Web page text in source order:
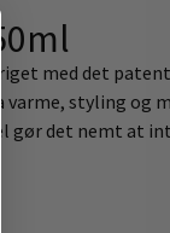
med det
varme, styling og
det nemt at